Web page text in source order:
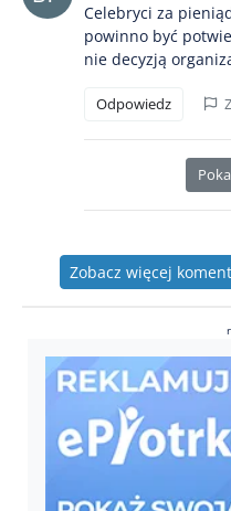
Celebryci za
powinno być
nie decyzją
Odpowiedz
Zobacz więcej